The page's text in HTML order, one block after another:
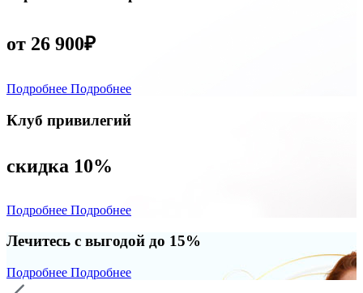
от 26 900₽
Подробнее Подробнее
Клуб привилегий
скидка 10%
Подробнее Подробнее
Лечитесь с выгодой до 15%
Подробнее Подробнее